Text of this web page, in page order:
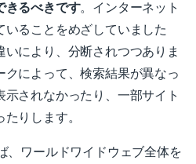
きるべきです。 インターネット
ることをめざしていました
により、分断されつつありま
によって、検索結果が異なっ
されなかったり、一部サイト
りします。
、ワールドワイドウェブ全体を